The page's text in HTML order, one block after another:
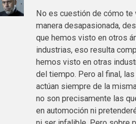
No es cuestión de cómo te
manera desapasionada,
que hemos visto en otros
industrias, eso resulta
hemos visto en otras
del tiempo. Pero al final,
actúan siempre de la
no son precisamente las
en automoción ni